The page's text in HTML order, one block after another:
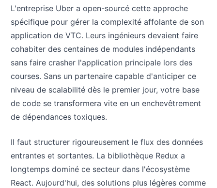
L'entreprise Uber a open-sourcé cette approche
spécifique pour gérer la complexité affolante de son
application de VTC. Leurs ingénieurs devaient faire
cohabiter des centaines de modules indépendants
sans faire crasher l'application principale lors des
courses. Sans un partenaire capable d'anticiper ce
niveau de scalabilité dès le premier jour, votre base
de code se transformera vite en un enchevêtrement
de dépendances toxiques.
Il faut structurer rigoureusement le flux des données
entrantes et sortantes. La bibliothèque Redux a
longtemps dominé ce secteur dans l'écosystème
React. Aujourd'hui, des solutions plus légères comme